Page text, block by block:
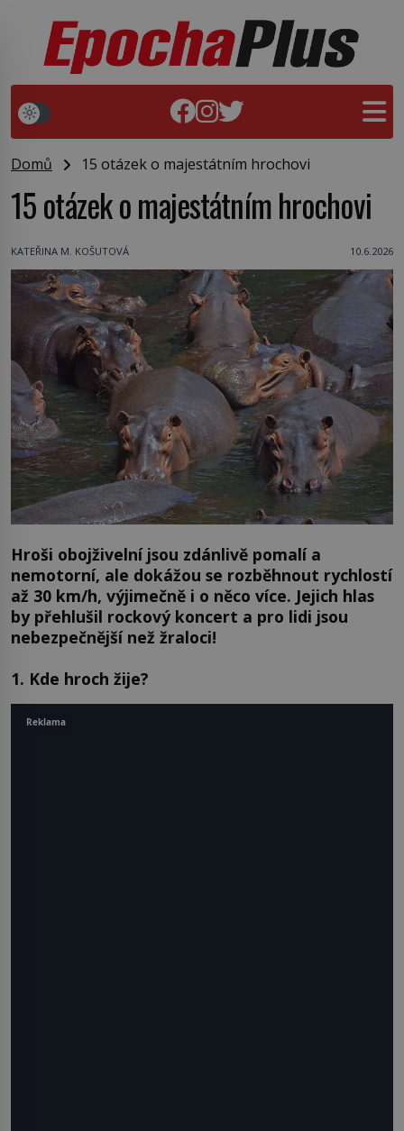
Domů 15 otázek o majestátním hrochovi
15 otázek o majestátním hrochovi
KATEŘINA M. KOŠUTOVÁ 10.6.2026
Hroši obojživelní jsou zdánlivě pomalí a
nemotorní, ale dokážou se rozběhnout rychlostí
až 30 km/h, výjimečně i o něco více. Jejich hlas
by přehlušil rockový koncert a pro lidi jsou
nebezpečnější než žraloci!
1. Kde hroch žije?
Reklama